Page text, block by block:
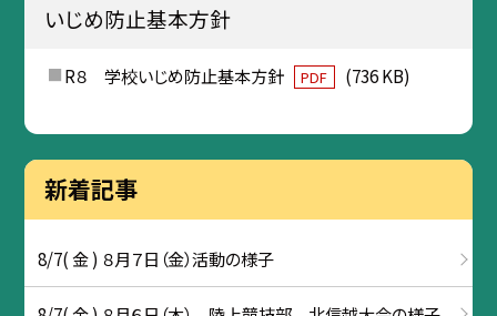
いじめ防止基本方針
R８ 学校いじめ防止基本方針 PDF (736 KB)
新着記事
8/7( 金 ) ８月７日（金）活動の様子